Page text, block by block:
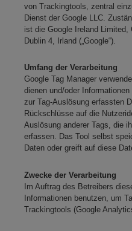
von Trackingtools, zentral
Dienst der Google LLC.
ist die Google Ireland Limited,
Dublin 4, Irland („Google“).
Umfang der Verarbeitung
Google Tag Manager
dienen und/oder
zur Tag-Auslösung erfassten
Rückschlüsse auf die
Auslösung anderer Tags, die
erfassen. Das Tool selbst
Daten oder greift auf diese
Zwecke der Verarbeitung
Im Auftrag des Betreibers
Informationen benutzen, um
Trackingtools (Google